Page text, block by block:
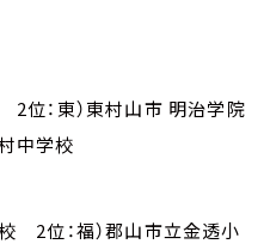
位：東）東村山市 明治学院
中学校
2位：福）郡山市立金透小